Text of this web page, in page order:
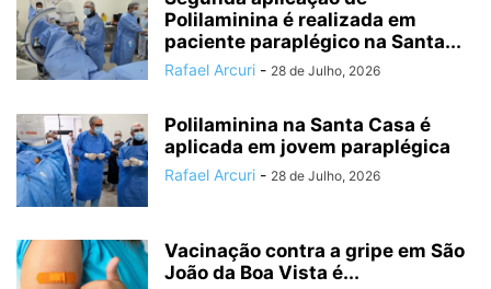
Polilaminina é realizada em
paciente paraplégico na Santa...
Rafael Arcuri - 28 de Julho, 2026
Polilaminina na Santa Casa é
aplicada em jovem paraplégica
Rafael Arcuri - 28 de Julho, 2026
Vacinação contra a gripe em São
João da Boa Vista é...